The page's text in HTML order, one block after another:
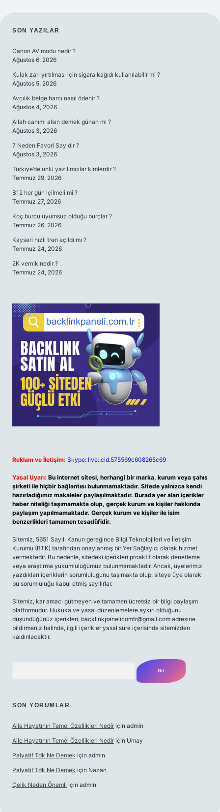
SIDEBAR
SON YAZILAR
Canon AV modu nedir ?
Ağustos 6, 2026
Kulak zarı yırtılması için sigara kağıdı kullanılabilir mi ?
Ağustos 5, 2026
Avcılık belge harcı nasıl ödenir ?
Ağustos 4, 2026
Allah canımı alsın demek günah mı ?
Ağustos 3, 2026
7 Neden Favori Sayıdır ?
Ağustos 3, 2026
Türkiye’de ünlü yazılımcılar kimlerdir ?
Temmuz 29, 2026
B12 her gün içilmeli mi ?
Temmuz 27, 2026
Koç burcu uyumsuz olduğu burçlar ?
Temmuz 26, 2026
Kayseri hızlı tren açıldı mı ?
Temmuz 24, 2026
2K vernik nedir ?
Temmuz 24, 2026
Reklam ve İletişim: Skype: live:.cid.575569c608265c69
Yasal Uyarı: Bu internet sitesi, herhangi bir marka, kurum veya şahıs
şirketi ile hiçbir bağlantısı bulunmamaktadır. Sitede yalnızca kendi
hazırladığımız makaleler paylaşılmaktadır. Burada yer alan içerikler
haber niteliği taşımamakta olup, gerçek kurum ve kişiler hakkında
paylaşım yapılmamaktadır. Gerçek kurum ve kişiler ile isim
benzerlikleri tamamen tesadüfidir.
Sitemiz, 5651 Sayılı Kanun gereğince Bilgi Teknolojileri ve İletişim
Kurumu (BTK) tarafından onaylanmış bir Yer Sağlayıcı olarak hizmet
vermektedir. Bu nedenle, sitedeki içerikleri proaktif olarak denetleme
veya araştırma yükümlülüğümüz bulunmamaktadır. Ancak, üyelerimiz
yazdıkları içeriklerin sorumluluğunu taşımakta olup, siteye üye olarak
bu sorumluluğu kabul etmiş sayılırlar.
Sitemiz, kar amacı gütmeyen ve tamamen ücretsiz bir bilgi paylaşım
platformudur. Hukuka ve yasal düzenlemelere aykırı olduğunu
düşündüğünüz içerikleri, backlinkpanelicomtr@gmail.com adresine
bildirmeniz halinde, ilgili içerikler yasal süre içerisinde sitemizden
kaldırılacaktır.
SON YORUMLAR
Aile Hayatının Temel Özellikleri Nedir için admin
Aile Hayatının Temel Özellikleri Nedir için Umay
Palyatif Tdk Ne Demek için admin
Palyatif Tdk Ne Demek için Nazan
Çelik Neden Önemli için admin